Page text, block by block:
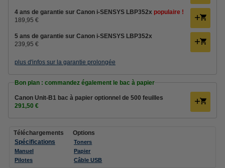
4 ans de garantie sur Canon i-SENSYS LBP352x populaire !
189,95 €
5 ans de garantie sur Canon i-SENSYS LBP352x
239,95 €
plus d'infos sur la garantie prolongée
Bon plan : commandez également le bac à papier
Canon Unit-B1 bac à papier optionnel de 500 feuilles
291,50 €
Téléchargements
Spécifications
Manuel
Pilotes
Options
Toners
Papier
Câble USB